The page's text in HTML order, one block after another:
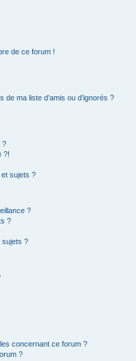
de ce forum !
ma liste d’amis ou d’ignorés ?
?
?!
sujets ?
?
?
sujets ?
concernant ce forum ?
?